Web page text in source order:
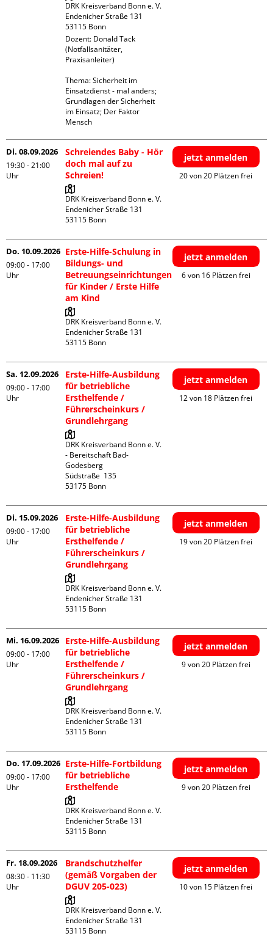
DRK Kreisverband Bonn e. V.
Endenicher Straße 131
Dozent: Donald Tack
(Notfallsanitäter,
Praxisanleiter)
Thema: Sicherheit im
Einsatzdienst - mal anders;
Grundlagen der Sicherheit
im Einsatz; Der Faktor
Mensch
Di. 08.09.2026
19:30 - 21:00
Uhr
Schreiendes Baby - Hör
doch mal auf zu
Schreien!
DRK Kreisverband Bonn e. V.
Endenicher Straße 131
jetzt anmelden
20 von 20 Plätzen frei
Do. 10.09.2026
09:00 - 17:00
Uhr
Erste-Hilfe-Schulung in
Bildungs- und
Betreuungseinrichtungen
für Kinder / Erste Hilfe
am Kind
DRK Kreisverband Bonn e. V.
Endenicher Straße 131
jetzt anmelden
6 von 16 Plätzen frei
Sa. 12.09.2026
09:00 - 17:00
Uhr
Erste-Hilfe-Ausbildung
für betriebliche
Ersthelfende /
Führerscheinkurs /
Grundlehrgang
DRK Kreisverband Bonn e. V.
- Bereitschaft Bad-
Godesberg
Südstraße  135
jetzt anmelden
12 von 18 Plätzen frei
Di. 15.09.2026
09:00 - 17:00
Uhr
Erste-Hilfe-Ausbildung
für betriebliche
Ersthelfende /
Führerscheinkurs /
Grundlehrgang
DRK Kreisverband Bonn e. V.
Endenicher Straße 131
jetzt anmelden
19 von 20 Plätzen frei
Mi. 16.09.2026
09:00 - 17:00
Uhr
Erste-Hilfe-Ausbildung
für betriebliche
Ersthelfende /
Führerscheinkurs /
Grundlehrgang
DRK Kreisverband Bonn e. V.
Endenicher Straße 131
jetzt anmelden
9 von 20 Plätzen frei
Do. 17.09.2026
09:00 - 17:00
Uhr
Erste-Hilfe-Fortbildung
für betriebliche
Ersthelfende
DRK Kreisverband Bonn e. V.
Endenicher Straße 131
jetzt anmelden
9 von 20 Plätzen frei
Fr. 18.09.2026
08:30 - 11:30
Uhr
Brandschutzhelfer
(gemäß Vorgaben der
DGUV 205-023)
DRK Kreisverband Bonn e. V.
Endenicher Straße 131
jetzt anmelden
10 von 15 Plätzen frei